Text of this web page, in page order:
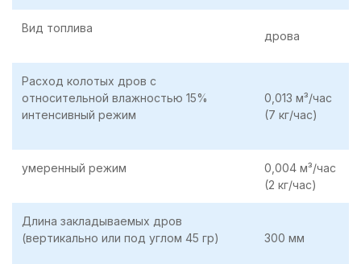
Вид топлива
дрова
Расход колотых дров с
относительной влажностью 15%
интенсивный режим
0,013 м³/час
(7 кг/час)
умеренный режим
0,004 м³/час
(2 кг/час)
Длина закладываемых дров
(вертикально или под углом 45 гр)
300 мм